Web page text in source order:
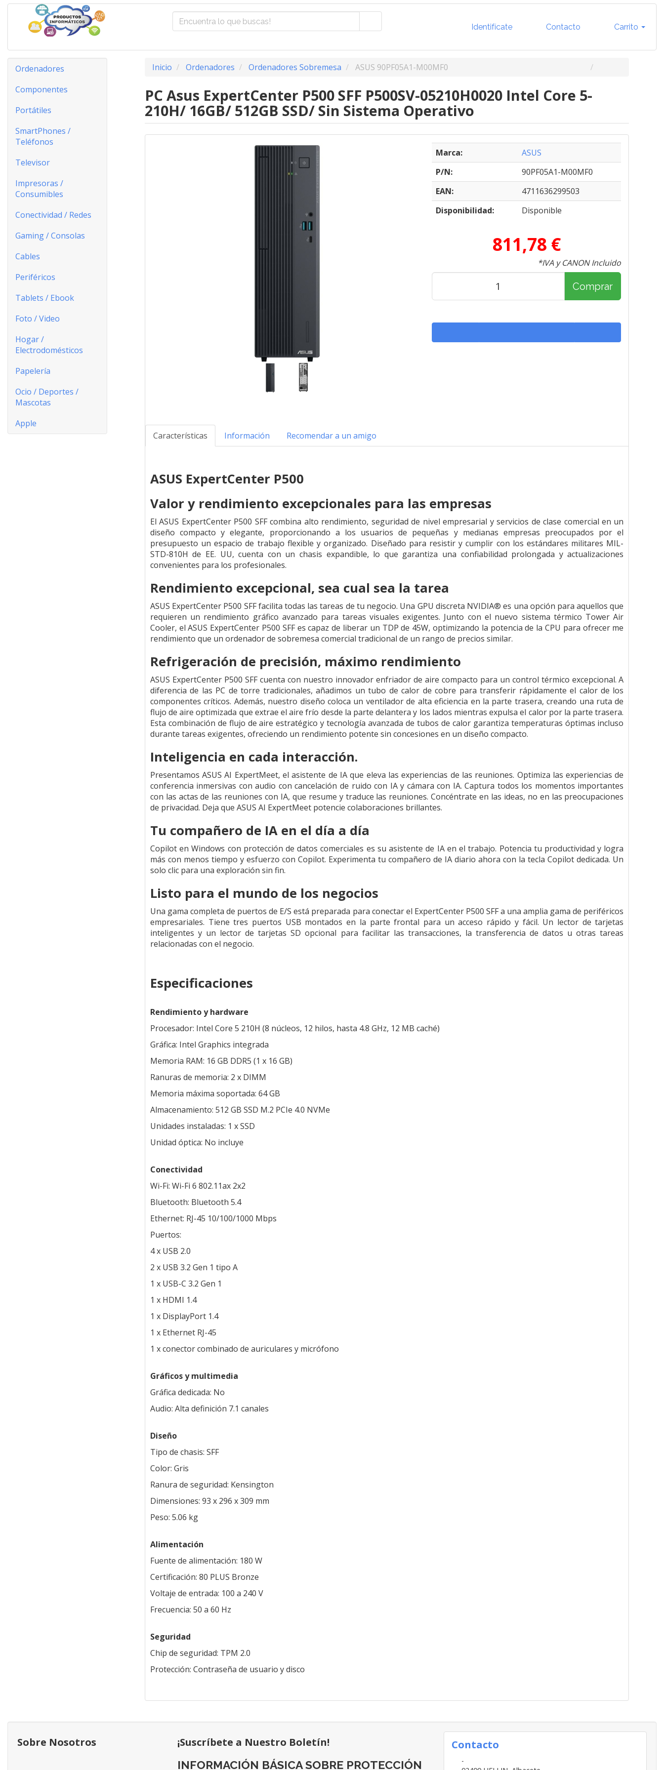
Identifícate Contacto Carrito
Ordenadores
Componentes
Portátiles
SmartPhones /
Teléfonos
Televisor
Impresoras /
Consumibles
Conectividad / Redes
Gaming / Consolas
Cables
Periféricos
Tablets / Ebook
Foto / Video
Hogar /
Electrodomésticos
Papelería
Ocio / Deportes /
Mascotas
Apple
Inicio Ordenadores Ordenadores Sobremesa ASUS 90PF05A1-M00MF0
PC Asus ExpertCenter P500 SFF P500SV-05210H0020 Intel Core 5-
210H/ 16GB/ 512GB SSD/ Sin Sistema Operativo
Marca:
ASUS
P/N:
90PF05A1-M00MF0
EAN:
4711636299503
Disponibilidad:
Disponible
811,78 €
*IVA y CANON Incluido
Comprar
Características Información Recomendar a un amigo
ASUS ExpertCenter P500
Valor y rendimiento excepcionales para las empresas
El ASUS ExpertCenter P500 SFF combina alto rendimiento, seguridad de nivel empresarial y servicios de clase comercial en un
diseño compacto y elegante, proporcionando a los usuarios de pequeñas y medianas empresas preocupados por el
presupuesto un espacio de trabajo flexible y organizado. Diseñado para resistir y cumplir con los estándares militares MIL-
STD-810H de EE. UU, cuenta con un chasis expandible, lo que garantiza una confiabilidad prolongada y actualizaciones
convenientes para los profesionales.
Rendimiento excepcional, sea cual sea la tarea
ASUS ExpertCenter P500 SFF facilita todas las tareas de tu negocio. Una GPU discreta NVIDIA® es una opción para aquellos que
requieren un rendimiento gráfico avanzado para tareas visuales exigentes. Junto con el nuevo sistema térmico Tower Air
Cooler, el ASUS ExpertCenter P500 SFF es capaz de liberar un TDP de 45W, optimizando la potencia de la CPU para ofrecer me
rendimiento que un ordenador de sobremesa comercial tradicional de un rango de precios similar.
Refrigeración de precisión, máximo rendimiento
ASUS ExpertCenter P500 SFF cuenta con nuestro innovador enfriador de aire compacto para un control térmico excepcional. A
diferencia de las PC de torre tradicionales, añadimos un tubo de calor de cobre para transferir rápidamente el calor de los
componentes críticos. Además, nuestro diseño coloca un ventilador de alta eficiencia en la parte trasera, creando una ruta de
flujo de aire optimizada que extrae el aire frío desde la parte delantera y los lados mientras expulsa el calor por la parte trasera.
Esta combinación de flujo de aire estratégico y tecnología avanzada de tubos de calor garantiza temperaturas óptimas incluso
durante tareas exigentes, ofreciendo un rendimiento potente sin concesiones en un diseño compacto.
Inteligencia en cada interacción.
Presentamos ASUS AI ExpertMeet, el asistente de IA que eleva las experiencias de las reuniones. Optimiza las experiencias de
conferencia inmersivas con audio con cancelación de ruido con IA y cámara con IA. Captura todos los momentos importantes
con las actas de las reuniones con IA, que resume y traduce las reuniones. Concéntrate en las ideas, no en las preocupaciones
de privacidad. Deja que ASUS AI ExpertMeet potencie colaboraciones brillantes.
Tu compañero de IA en el día a día
Copilot en Windows con protección de datos comerciales es su asistente de IA en el trabajo. Potencia tu productividad y logra
más con menos tiempo y esfuerzo con Copilot. Experimenta tu compañero de IA diario ahora con la tecla Copilot dedicada. Un
solo clic para una exploración sin fin.
Listo para el mundo de los negocios
Una gama completa de puertos de E/S está preparada para conectar el ExpertCenter P500 SFF a una amplia gama de periféricos
empresariales. Tiene tres puertos USB montados en la parte frontal para un acceso rápido y fácil. Un lector de tarjetas
inteligentes y un lector de tarjetas SD opcional para facilitar las transacciones, la transferencia de datos u otras tareas
relacionadas con el negocio.
Especificaciones
Rendimiento y hardware
Procesador: Intel Core 5 210H (8 núcleos, 12 hilos, hasta 4.8 GHz, 12 MB caché)
Gráfica: Intel Graphics integrada
Memoria RAM: 16 GB DDR5 (1 x 16 GB)
Ranuras de memoria: 2 x DIMM
Memoria máxima soportada: 64 GB
Almacenamiento: 512 GB SSD M.2 PCIe 4.0 NVMe
Unidades instaladas: 1 x SSD
Unidad óptica: No incluye
Conectividad
Wi-Fi: Wi-Fi 6 802.11ax 2x2
Bluetooth: Bluetooth 5.4
Ethernet: RJ-45 10/100/1000 Mbps
Puertos:
4 x USB 2.0
2 x USB 3.2 Gen 1 tipo A
1 x USB-C 3.2 Gen 1
1 x HDMI 1.4
1 x DisplayPort 1.4
1 x Ethernet RJ-45
1 x conector combinado de auriculares y micrófono
Gráficos y multimedia
Gráfica dedicada: No
Audio: Alta definición 7.1 canales
Diseño
Tipo de chasis: SFF
Color: Gris
Ranura de seguridad: Kensington
Dimensiones: 93 x 296 x 309 mm
Peso: 5.06 kg
Alimentación
Fuente de alimentación: 180 W
Certificación: 80 PLUS Bronze
Voltaje de entrada: 100 a 240 V
Frecuencia: 50 a 60 Hz
Seguridad
Chip de seguridad: TPM 2.0
Protección: Contraseña de usuario y disco
Sobre Nosotros
¡Suscríbete a Nuestro Boletín!
INFORMACIÓN BÁSICA SOBRE PROTECCIÓN
Contacto
-